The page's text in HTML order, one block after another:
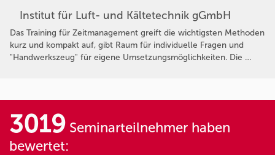
Institut für Luft- und Kältetechnik gGmbH
Das Training für Zeitmanagement greift die wichtigsten Methoden
kurz und kompakt auf, gibt Raum für individuelle Fragen und
"Handwerkszeug" für eigene Umsetzungsmöglichkeiten. Die …
3019 Seminarteilnehmer haben
bewertet: